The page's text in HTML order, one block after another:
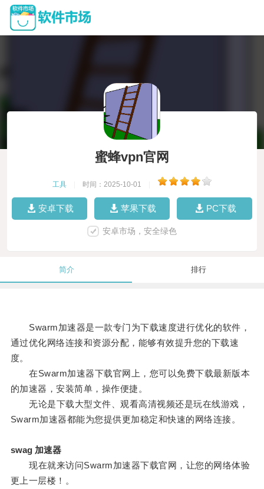
蜜蜂vpn官网
工具 时间：2025-10-01
安卓下载 苹果下载 PC下载
安卓市场，安全绿色
简介 排行
Swarm加速器是一款专门为下载速度进行优化的软件，
通过优化网络连接和资源分配，能够有效提升您的下载速
度。
在Swarm加速器下载官网上，您可以免费下载最新版本
的加速器，安装简单，操作便捷。
无论是下载大型文件、观看高清视频还是玩在线游戏，
Swarm加速器都能为您提供更加稳定和快速的网络连接。
swag 加速器
现在就来访问Swarm加速器下载官网，让您的网络体验
更上一层楼！。